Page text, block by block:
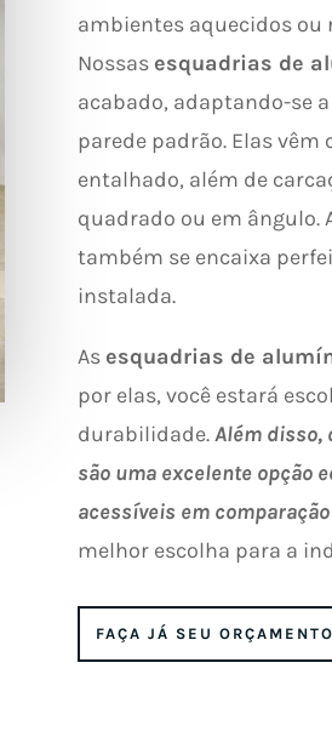
ambientes aquecidos ou
Nossas esquadrias de
acabado, adaptando-se
parede padrão. Elas
entalhado, além de
quadrado ou em ângulo.
também se encaixa
instalada.
As esquadrias de
por elas, você estará
durabilidade.Além disso,
são uma excelente opção
acessíveis em
melhor escolha para a
FAÇA JÁ SEU ORÇAMENTO